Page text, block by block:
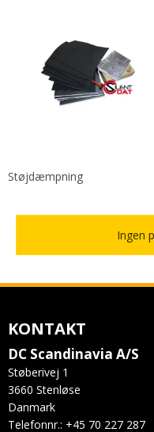
Støjdæmpning
Ingen
KONTAKT
DC Scandinavia A/S
Støberivej 1
3660 Stenløse
Danmark
Telefonnr.: +45 70 227 287